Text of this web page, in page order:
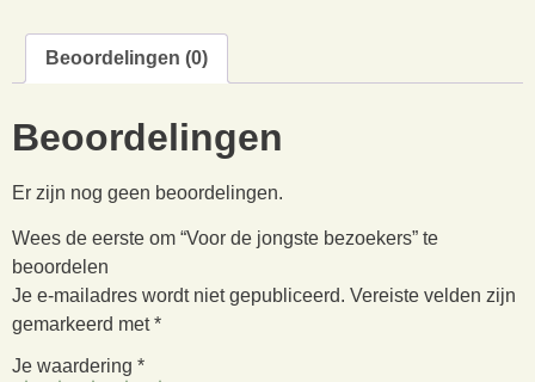
Beoordelingen (0)
Beoordelingen
Er zijn nog geen beoordelingen.
Wees de eerste om “Voor de jongste bezoekers” te
beoordelen
Je e-mailadres wordt niet gepubliceerd. Vereiste velden zijn
gemarkeerd met*
Je waardering *